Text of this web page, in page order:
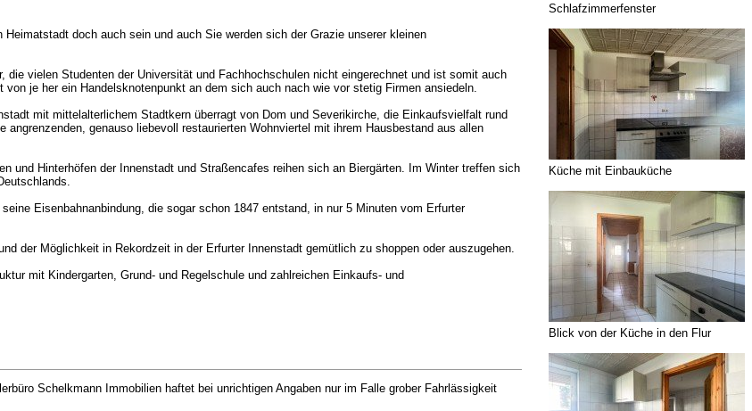
doch auch sein und auch Sie werden sich der Grazie unserer kleinen
die vielen Studenten der Universität und Fachhochschulen nicht eingerechnet und ist somit auch
je her ein Handelsknotenpunkt an dem sich auch nach wie vor stetig Firmen ansiedeln.
mit mittelalterlichem Stadtkern überragt von Dom und Severikirche, die Einkaufsvielfalt rund
genauso liebevoll restaurierten Wohnviertel mit ihrem Hausbestand aus allen
und Hinterhöfen der Innenstadt und Straßencafes reihen sich an Biergärten. Im Winter treffen sich
Eisenbahnanbindung, die sogar schon 1847 entstand, in nur 5 Minuten vom Erfurter
der Möglichkeit in Rekordzeit in der Erfurter Innenstadt gemütlich zu shoppen oder auszugehen.
mit Kindergarten, Grund- und Regelschule und zahlreichen Einkaufs- und
Schelkmann Immobilien haftet bei unrichtigen Angaben nur im Falle grober Fahrlässigkeit
Schlafzimmerfenster
Küche mit Einbauküche
Blick von der Küche in den Flur